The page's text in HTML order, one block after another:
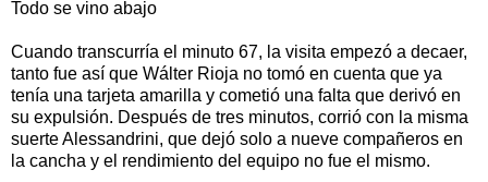
Todo se vino abajo
Cuando transcurría el minuto 67, la visita empezó a decaer,
tanto fue así que Wálter Rioja no tomó en cuenta que ya
tenía una tarjeta amarilla y cometió una falta que derivó en
su expulsión. Después de tres minutos, corrió con la misma
suerte Alessandrini, que dejó solo a nueve compañeros en
la cancha y el rendimiento del equipo no fue el mismo.